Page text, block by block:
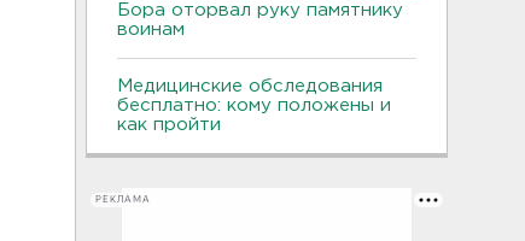
Бора оторвал руку памятнику
воинам
Медицинские обследования
бесплатно: кому положены и
как пройти
РЕКЛАМА